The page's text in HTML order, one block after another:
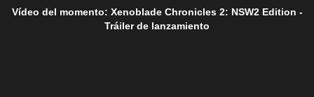
Vídeo del momento: Xenoblade Chronicles 2: NSW2 Edition -
Tráiler de lanzamiento